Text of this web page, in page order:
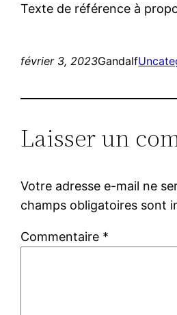
Texte de référence à
février 3, 2023Gandalf
Laisser un
Votre adresse e-mail ne
champs obligatoires sont
Commentaire *